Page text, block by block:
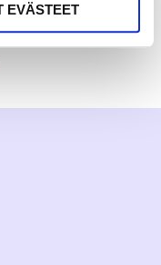
EVÄSTEET